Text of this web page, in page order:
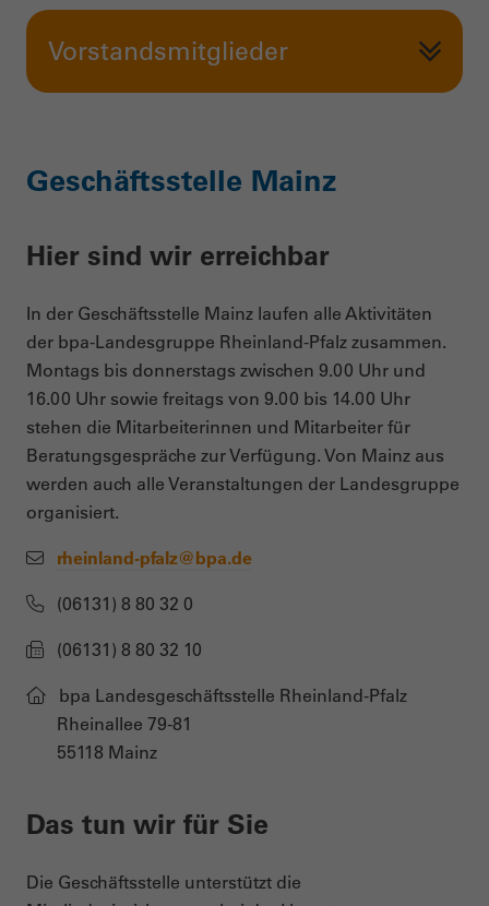
Vorstandsmitglieder
Geschäftsstelle Mainz
Hier sind wir erreichbar
In der Geschäftsstelle Mainz laufen alle Aktivitäten
der bpa-Landesgruppe Rheinland-Pfalz zusammen.
Montags bis donnerstags zwischen 9.00 Uhr und
16.00 Uhr sowie freitags von 9.00 bis 14.00 Uhr
stehen die Mitarbeiterinnen und Mitarbeiter für
Beratungsgespräche zur Verfügung. Von Mainz aus
werden auch alle Veranstaltungen der Landesgruppe
organisiert.
rheinland-pfalz@bpa.de
(06131) 8 80 32 0
(06131) 8 80 32 10
bpa Landesgeschäftsstelle Rheinland-Pfalz
Rheinallee 79-81
55118 Mainz
Das tun wir für Sie
Die Geschäftsstelle unterstützt die